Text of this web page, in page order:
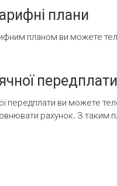
плани
планом ви можете
передплати
передплати ви можете
рахунок. З таким